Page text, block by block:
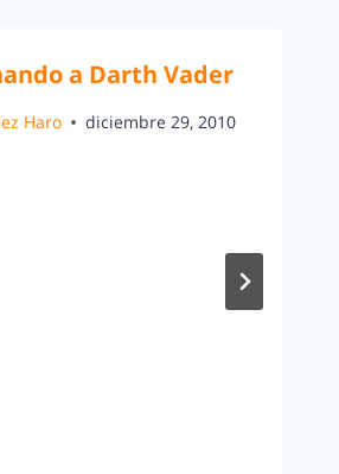
a Darth Vader
Haro diciembre 29, 2010